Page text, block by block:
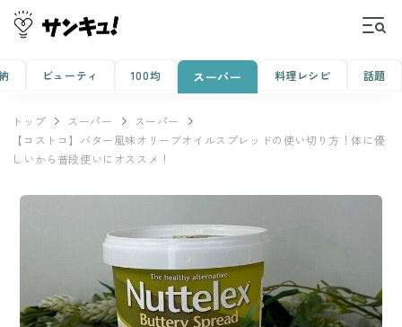
ビューティ 100均 スーパー 料理レシピ 話題
トップ スーパー
スーパー
【コストコ】バター風味オリーブオイルスプレッドの使い切り方！体に優
しいから普段使いにオススメ！